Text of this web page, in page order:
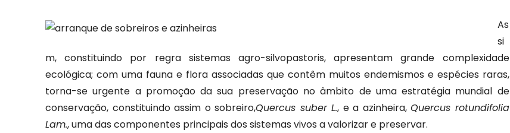
As
si
m, constituindo por regra sistemas agro-silvopastoris, apresentam grande complexidade
ecológica; com uma fauna e flora associadas que contêm muitos endemismos e espécies raras,
torna-se urgente a promoção da sua preservação no âmbito de uma estratégia mundial de
conservação, constituindo assim o sobreiro,Quercus suber L., e a azinheira,Quercus rotundifolia
Lam., uma das componentes principais dos sistemas vivos a valorizar e preservar.